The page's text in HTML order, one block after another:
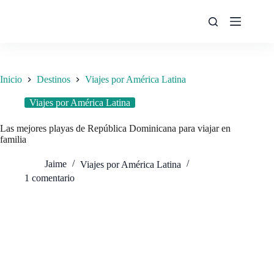
Inicio Destinos Viajes por América Latina
Viajes por América Latina
Las mejores playas de República Dominicana para viajar en
familia
Jaime
Viajes por América Latina
1 comentario